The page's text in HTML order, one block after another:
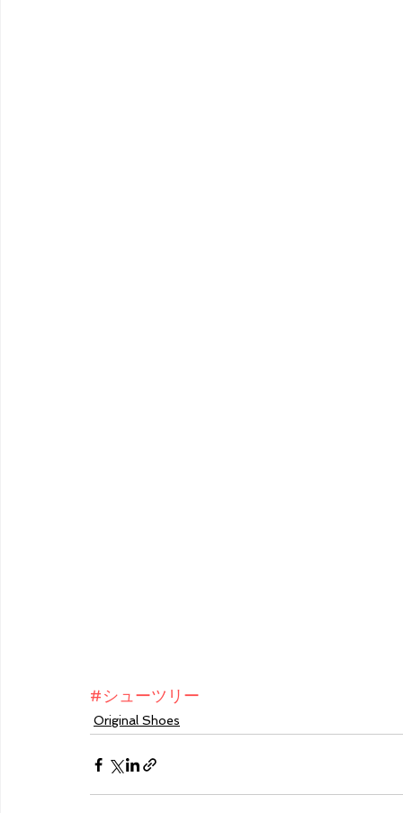
#シューツリー
Original Shoes